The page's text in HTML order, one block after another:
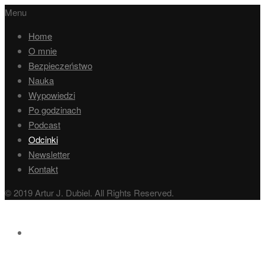
Menu
Home
O mnie
Bezpieczeństwo
Nauka
Wypowiedzi
Po godzinach
Podcast
Odcinki
Newsletter
Kontakt
© 2019 Artur J. Dubiel. All Rights Reserved.